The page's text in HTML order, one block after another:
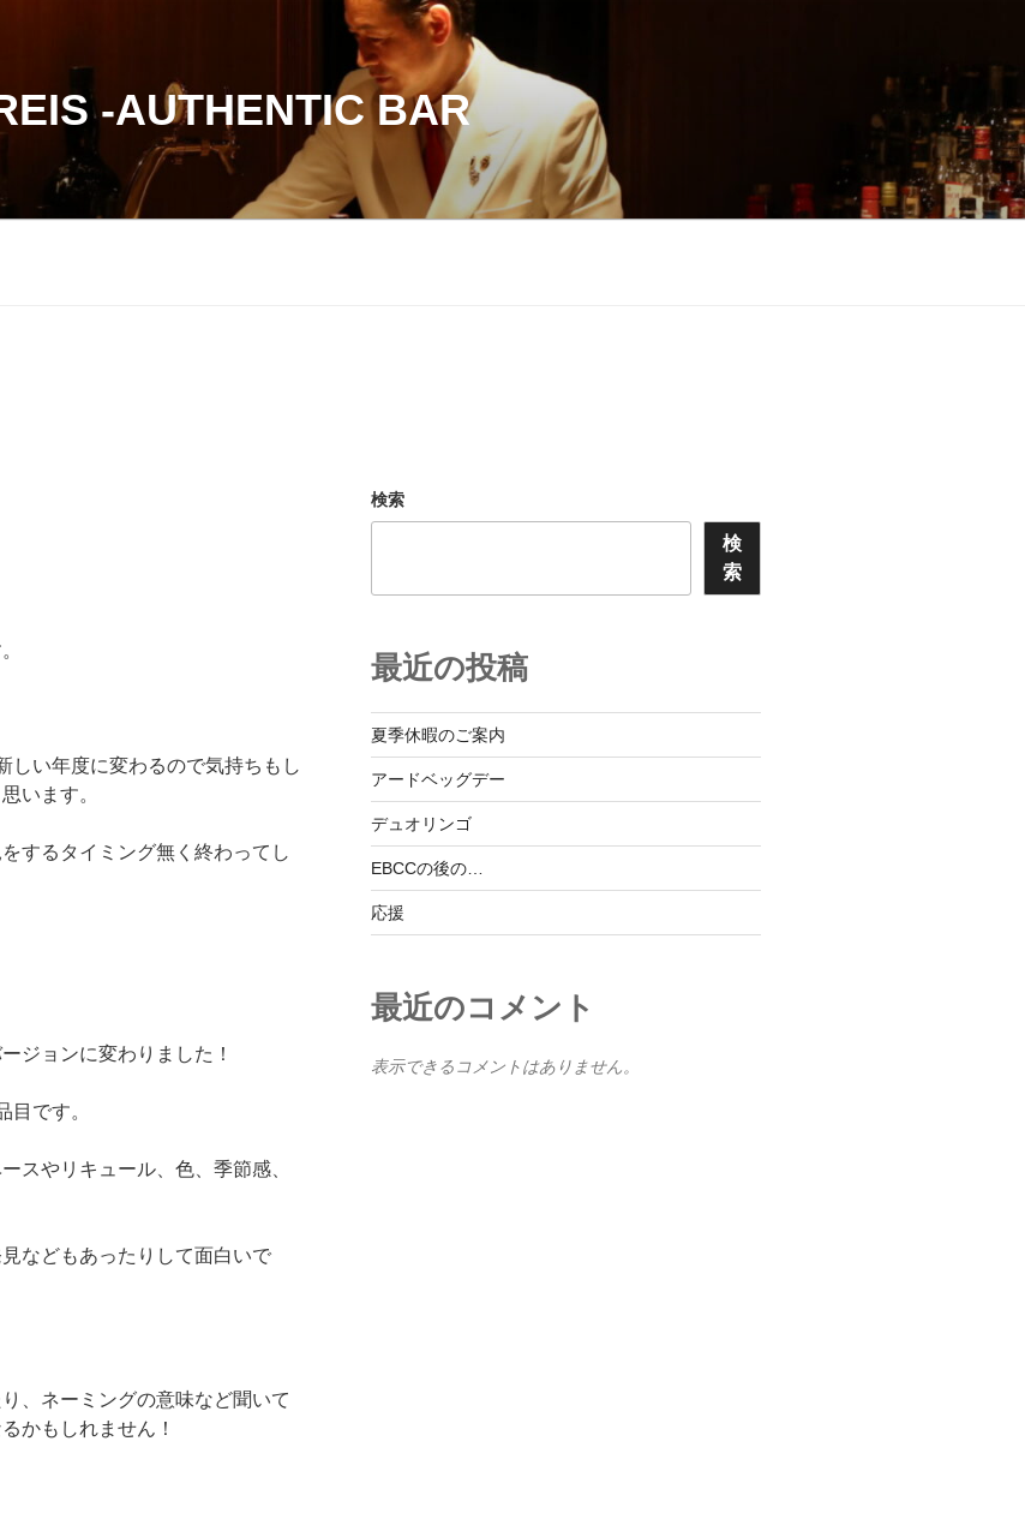
-AUTHENTIC BAR
しい年度に変わるので気持ちもし
います。
するタイミング無く終わってし
ジョンに変わりました！
目です。
スやリキュール、色、季節感、
などもあったりして面白いで
、ネーミングの意味など聞いて
かもしれません！
検索
検
索
最近の投稿
夏季休暇のご案内
アードベッグデー
デュオリンゴ
EBCCの後の…
応援
最近のコメント
表示できるコメントはありません。